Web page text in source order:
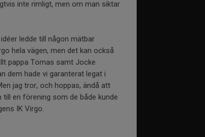
inte rimligt, men om man siktar
ledde till någon mätbar
hela vägen, men det kan också
pappa Tomas samt Jocke
dem hade vi garanterat legat i
jag tror, och hoppas, ändå att
en förening som de både kunde
IK Virgo.